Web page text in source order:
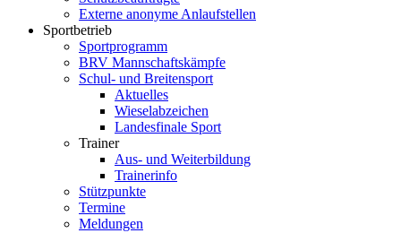
Externe anonyme Anlaufstellen
Sportbetrieb
Sportprogramm
BRV Mannschaftskämpfe
Schul- und Breitensport
Aktuelles
Wieselabzeichen
Landesfinale Sport
Trainer
Aus- und Weiterbildung
Trainerinfo
Stützpunkte
Termine
Meldungen